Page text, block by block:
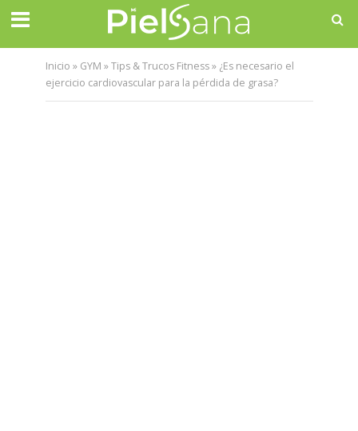
Inicio » GYM »Tips & Trucos Fitness» ¿Es necesario el
ejercicio cardiovascular para la pérdida de grasa?